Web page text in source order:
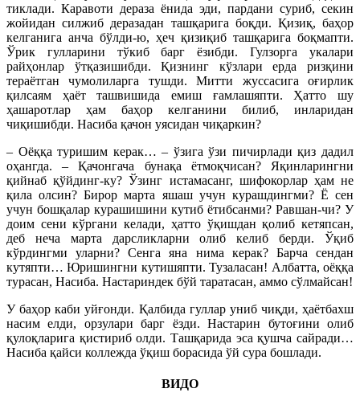
тиклади. Каравоти дераза ёнида эди, пардани суриб, секин
жойидан силжиб деразадан ташқарига боқди. Қизиқ, баҳор
келганига анча бўлди-ю, ҳеч қизиқиб ташқарига боқмапти.
Ўрик гулларини тўкиб барг ёзибди. Гулзорга укалари
райҳонлар ўтқазишибди. Қизнинг кўзлари ерда ризқини
тераётган чумолиларга тушди. Митти жуссасига оғирлик
қилсаям ҳаёт ташвишида емиш ғамлашяпти. Ҳатто шу
ҳашаротлар ҳам баҳор келганини билиб, инларидан
чиқишибди. Насиба қачон уясидан чиқаркин?
– Оёққа туришим керак… – ўзига ўзи пичирлади қиз дадил
оҳангда. – Қачонгача бунақа ётмоқчисан? Яқинларингни
қийнаб қўйдинг-ку? Ўзинг истамасанг, шифокорлар ҳам не
қила олсин? Бирор марта яшаш учун курашдингми? Ё сен
учун бошқалар курашишини кутиб ётибсанми? Равшан-чи? У
доим сени кўргани келади, ҳатто ўқишдан қолиб кетяпсан,
деб неча марта дарсликларни олиб келиб берди. Ўқиб
кўрдингми уларни? Сенга яна нима керак? Барча сендан
кутяпти… Юришингни кутишяпти. Тузаласан! Албатта, оёққа
турасан, Насиба. Настариндек бўй таратасан, аммо сўлмайсан!
У баҳор каби уйғонди. Қалбида гуллар униб чиқди, ҳаётбахш
насим елди, орзулари барг ёзди. Настарин бутоғини олиб
қулоқларига қистириб олди. Ташқарида эса қушча сайради…
Насиба қайси коллежда ўқиш борасида ўй сура бошлади.
ВИДО